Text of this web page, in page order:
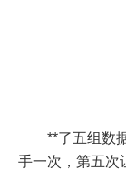
**了五组数
手一次，第五次